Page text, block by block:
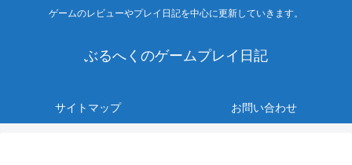
ゲームのレビューやプレイ日記を中心に更新していきます。
ぶるへくのゲームプレイ日記
サイトマップ お問い合わせ